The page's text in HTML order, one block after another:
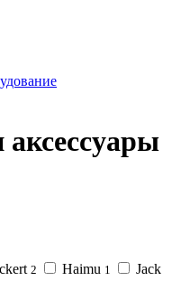
2 Haimu 1 Jack